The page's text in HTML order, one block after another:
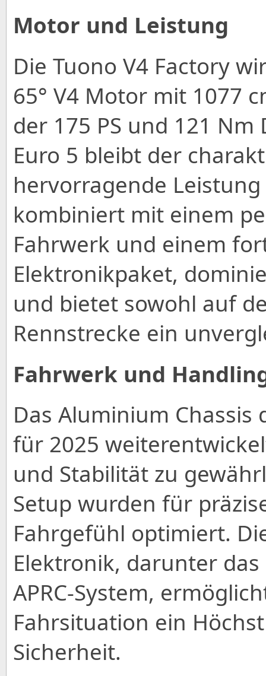
Motor und Leistung
Die Tuono V4 Factory
65° V4 Motor mit 1077
der 175 PS und 121
Euro 5 bleibt der
hervorragende
kombiniert mit einem
Fahrwerk und einem
Elektronikpaket,
und bietet sowohl auf
Rennstrecke ein
Fahrwerk und
Das Aluminium Chassis
für 2025
und Stabilität zu
Setup wurden für
Fahrgefühl optimiert.
Elektronik, darunter
APRC-System,
Fahrsituation ein
Sicherheit.